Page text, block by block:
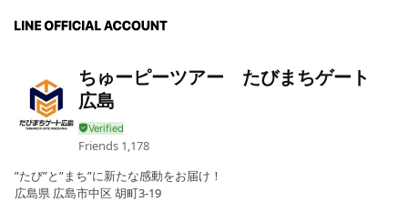
ちゅーピーツアー たびまちゲート
広島
Friends 1,178
”たび”と”まち”に新たな感動をお届け！
広島県 広島市中区 胡町3-19